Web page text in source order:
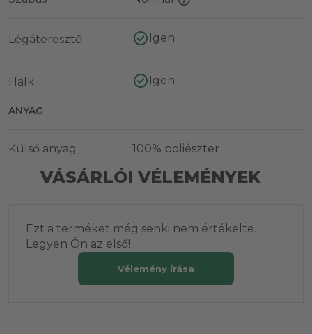
Légáteresztő Igen
Halk Igen
ANYAG
Külső anyag 100% poliészter
VÁSÁRLÓI VÉLEMÉNYEK
Ezt a terméket még senki nem értékelte.
Legyen Ön az első!
Vélemény írása